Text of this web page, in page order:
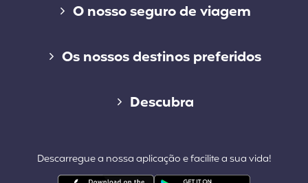
O nosso seguro de viagem
Seguro de curta duração
Cap Student
Os nossos destinos preferidos
Seguro de viagem para a Tailândia
Descubra
Contacto
Descarregue a nossa aplicação e facilite a sua vida!